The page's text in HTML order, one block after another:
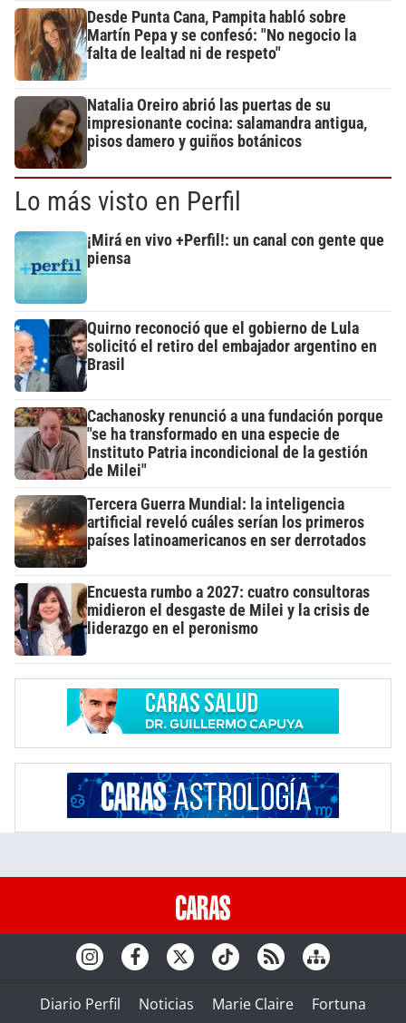
Desde Punta Cana, Pampita habló sobre
Martín Pepa y se confesó: "No negocio la
falta de lealtad ni de respeto"
Natalia Oreiro abrió las puertas de su
impresionante cocina: salamandra antigua,
pisos damero y guiños botánicos
Lo más visto en Perfil
¡Mirá en vivo +Perfil!: un canal con gente que
piensa
Quirno reconoció que el gobierno de Lula
solicitó el retiro del embajador argentino en
Brasil
Cachanosky renunció a una fundación porque
"se ha transformado en una especie de
Instituto Patria incondicional de la gestión
de Milei"
Tercera Guerra Mundial: la inteligencia
artificial reveló cuáles serían los primeros
países latinoamericanos en ser derrotados
Encuesta rumbo a 2027: cuatro consultoras
midieron el desgaste de Milei y la crisis de
liderazgo en el peronismo
Diario Perfil Noticias Marie Claire
Fortuna